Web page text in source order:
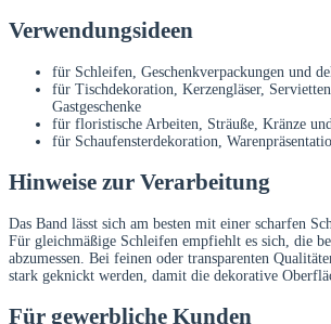
Verwendungsideen
für Schleifen, Geschenkverpackungen und
für Tischdekoration, Kerzengläser,
Gastgeschenke
für floristische Arbeiten, Sträuße, Kränze
für Schaufensterdekoration,
Hinweise zur Verarbeitung
Das Band lässt sich am besten mit einer scharfen
Für gleichmäßige Schleifen empfiehlt es sich, die
abzumessen. Bei feinen oder transparenten
stark geknickt werden, damit die dekorative
Für gewerbliche Kunden